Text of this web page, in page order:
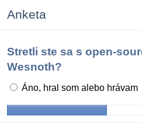
Anketa
Stretli ste sa s open-
Wesnoth?
Áno, hral som alebo hrávam